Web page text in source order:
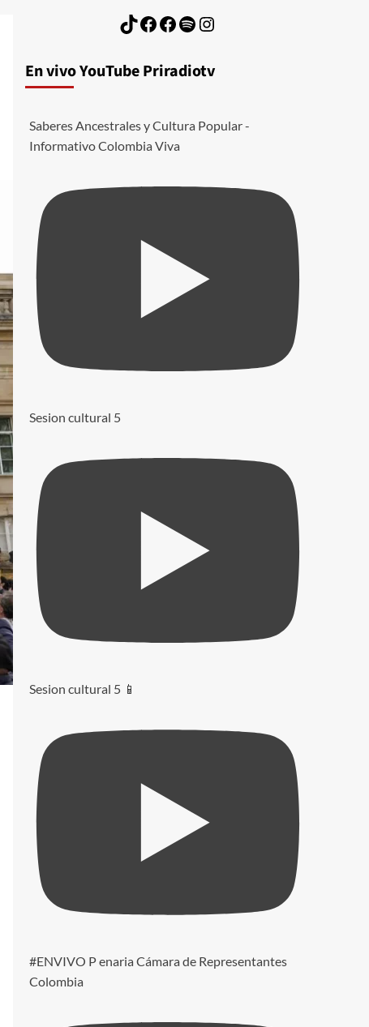
TikTok
Facebook
Facebook
Spotify
Instagram
En vivo YouTube Priradiotv
Saberes Ancestrales y Cultura Popular -
Informativo Colombia Viva
Sesion cultural 5
Sesion cultural 5 📱
#ENVIVO P enaria Cámara de Representantes
Colombia